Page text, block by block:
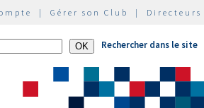
| Gérer son Club | Directeurs
Rechercher dans le site